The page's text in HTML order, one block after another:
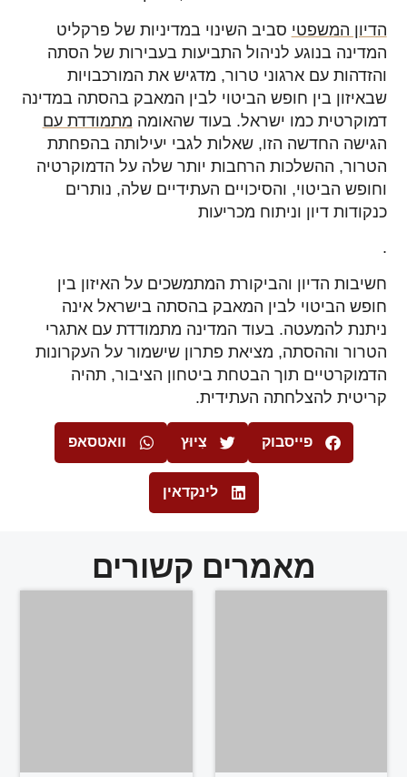
הדיון המשפטי סביב השינוי במדיניות של פרקליט
המדינה בנוגע לניהול התביעות בעבירות של הסתה
והזדהות עם ארגוני טרור, מדגיש את המורכבויות
שבאיזון בין חופש הביטוי לבין המאבק בהסתה במדינה
דמוקרטית כמו ישראל. בעוד שהאומה מתמודדת עם
הגישה החדשה הזו, שאלות לגבי יעילותה בהפחתת
הטרור, ההשלכות הרחבות יותר שלה על הדמוקרטיה
וחופש הביטוי, והסיכויים העתידיים שלה, נותרים
כנקודות דיון וניתוח מכריעות
.
חשיבות הדיון והביקורת המתמשכים על האיזון בין
חופש הביטוי לבין המאבק בהסתה בישראל אינה
ניתנת להמעטה. בעוד המדינה מתמודדת עם אתגרי
הטרור וההסתה, מציאת פתרון שישמור על העקרונות
הדמוקרטיים תוך הבטחת ביטחון הציבור, תהיה
קריטית להצלחתה העתידית.
פייסבוק צִיוּץ וואטסאפ
לינקדאין
מאמרים קשורים